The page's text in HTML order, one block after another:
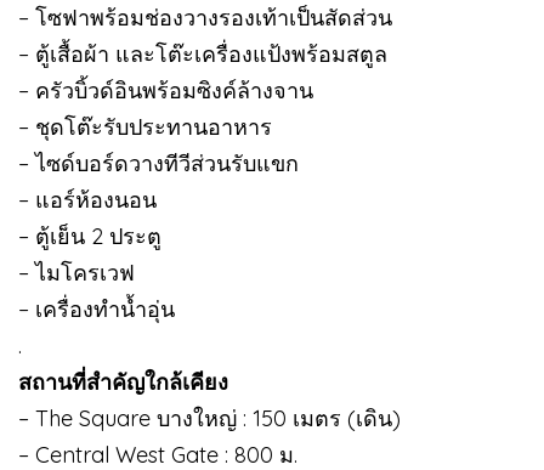
– โซฟาพร้อมช่องวางรองเท้าเป็นสัดส่วน
– ตู้เสื้อผ้า และโต๊ะเครื่องแป้งพร้อมสตูล
– ครัวบิ้วด์อินพร้อมซิงค์ล้างจาน
– ชุดโต๊ะรับประทานอาหาร
– ไซด์บอร์ดวางทีวีส่วนรับแขก
– แอร์ห้องนอน
– ตู้เย็น 2 ประตู
– ไมโครเวฟ
– เครื่องทำน้ำอุ่น
.
สถานที่สำคัญใกล้เคียง
– The Square บางใหญ่ : 150 เมตร (เดิน)
– Central West Gate : 800 ม.